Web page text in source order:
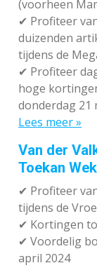
(voorheen
✔ Profiteer
duizenden
tijdens de
✔ Profiteer
hoge
donderdag 21
Lees meer »
Van der
Toekan
✔ Profiteer
tijdens de
✔ Kortingen
✔ Voordelig
april 2024